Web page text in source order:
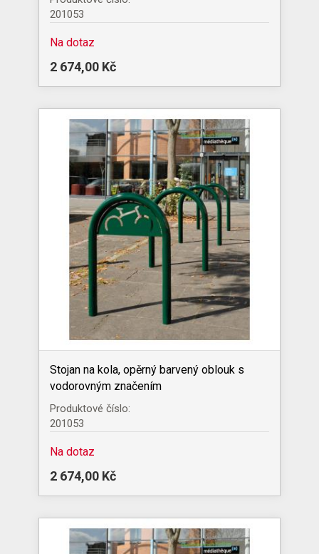
201053
Na dotaz
2 674,00 Kč
Stojan na kola, opěrný barvený oblouk s
vodorovným značením
Produktové číslo:
201053
Na dotaz
2 674,00 Kč